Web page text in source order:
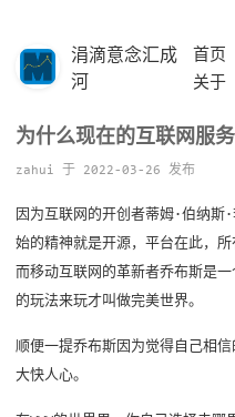
涓滴意念汇成
河
首页
关于
为什么现在的互联网服
zahui 于 2022-03-26 发布
因为互联网的开创者蒂姆·伯纳斯
始的精神就是开源，平台在此，所
而移动互联网的革新者乔布斯是
的玩法来玩才叫做完美世界。
顺便一提乔布斯因为觉得自己相
大快人心。